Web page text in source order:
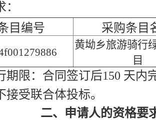
目编号
采购条目
黄坳乡旅游骑行
目
期限：合同签订后150 天内
接受联合体投标。
二、申请人的资格要